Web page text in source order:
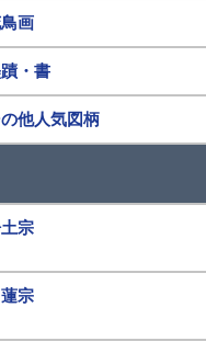
画
・書
他人気図柄
宗
蓮宗